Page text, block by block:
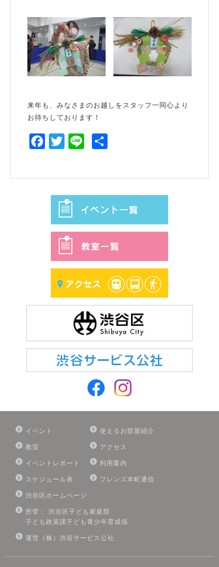
来年も、みなさまのお越しをスタッフ一同心より
お待ちしております！
Facebook
Twitter
Line
イベント
教室
イベントレポート
スケジュール表
使えるお部屋紹介
アクセス
利用案内
フレンズ本町通信
渋谷区ホームページ
所管： 渋谷区子ども家庭部
子ども政策課子ども青少年育成係
運営（株）渋谷サービス公社